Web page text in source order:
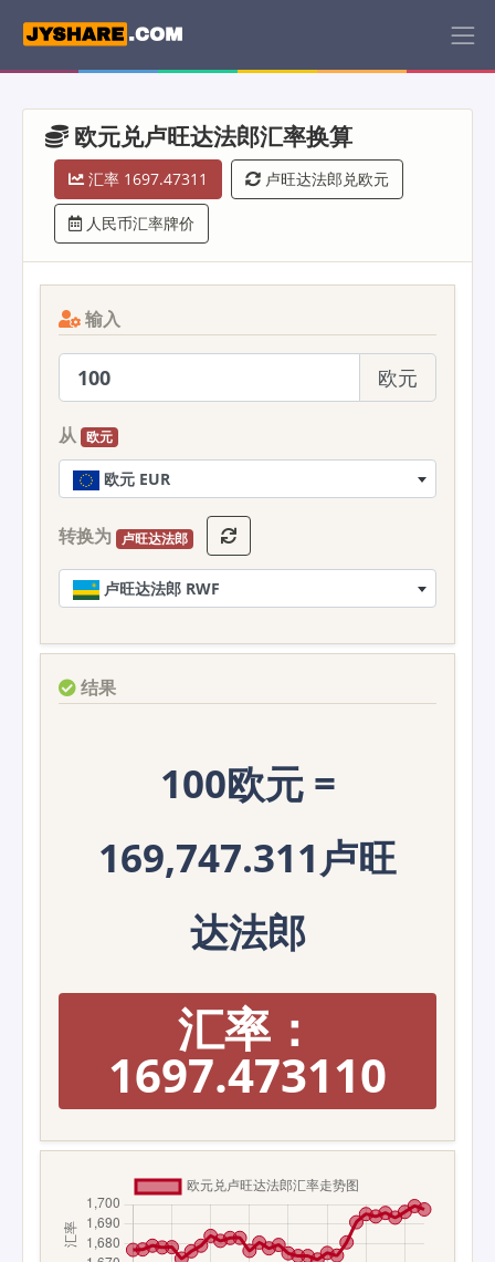
欧元兑卢旺达法郎汇率换算
汇率 1697.47311 卢旺达法郎兑欧元
人民币汇率牌价
输入
欧元
从 欧元
欧元 EUR
转换为 卢旺达法郎
卢旺达法郎 RWF
结果
100欧元 =
169,747.311卢旺
达法郎
汇率：
1697.473110